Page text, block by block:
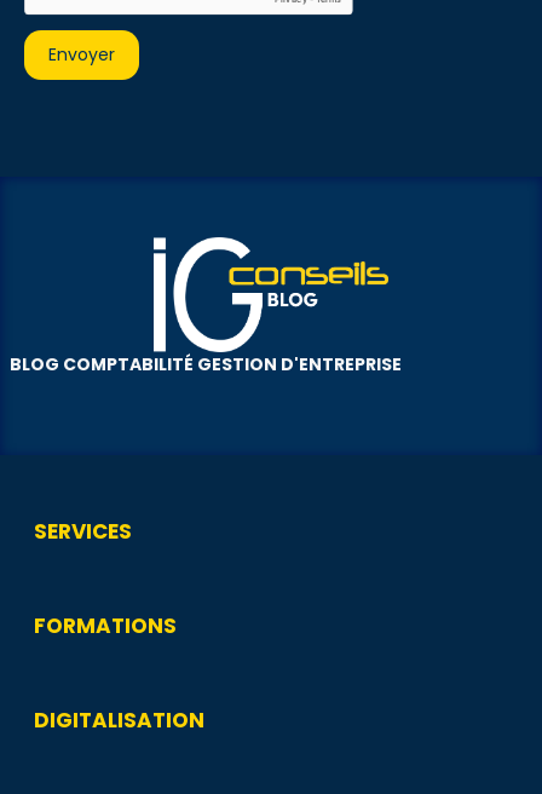
BLOG COMPTABILITÉ GESTION D'ENTREPRISE
SERVICES
FORMATIONS
DIGITALISATION